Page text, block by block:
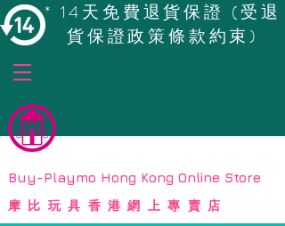
* 14天免費退貨保證 (受退
貨保證政策條款約束)
© Copyright
Buy-Playmo Hong Kong Online Store
摩比玩具香港網上專賣店